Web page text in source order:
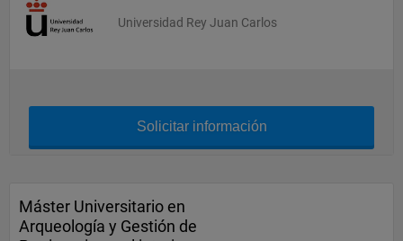
Universidad Rey Juan Carlos
Solicitar información
Máster Universitario en
Arqueología y Gestión de